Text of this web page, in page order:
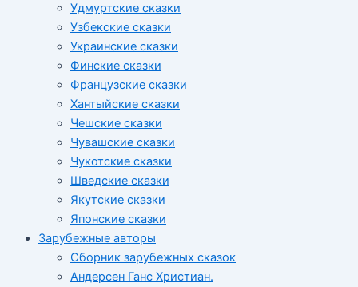
Удмуртские сказки
Узбекские сказки
Украинские сказки
Финские сказки
Французские сказки
Хантыйские сказки
Чешские сказки
Чувашские сказки
Чукотские сказки
Шведские сказки
Якутские сказки
Японские сказки
Зарубежные авторы
Сборник зарубежных сказок
Андерсен Ганс Христиан.